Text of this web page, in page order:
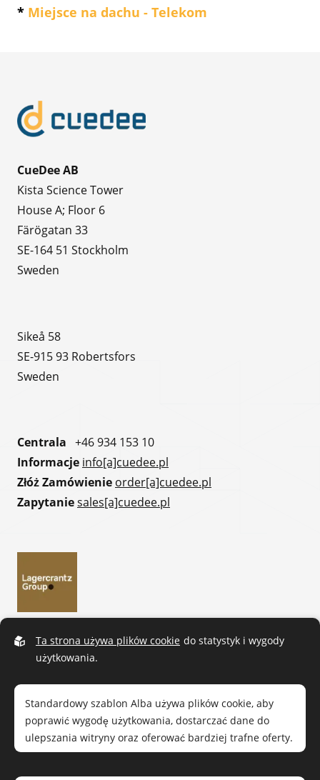
* Miejsce na dachu - Telekom
CueDee AB
Kista Science Tower
House A; Floor 6
Färögatan 33
SE-164 51 Stockholm
Sweden
Sikeå 58
SE-915 93 Robertsfors
Sweden
Centrala +46 934 153 10
Informacje info[a]cuedee.pl
Złóż Zamówienie order[a]cuedee.pl
Zapytaniesales[a]cuedee.pl
Ta strona używa plików cookie do statystyk i wygody
użytkowania.
Standardowy szablon Alba używa plików cookie, aby
poprawić wygodę użytkowania, dostarczać dane do
ulepszania witryny oraz oferować bardziej trafne oferty.